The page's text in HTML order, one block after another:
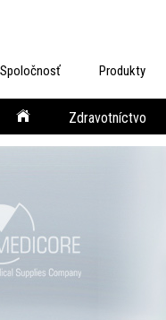
Spoločnosť Produkty
Zdravotníctvo